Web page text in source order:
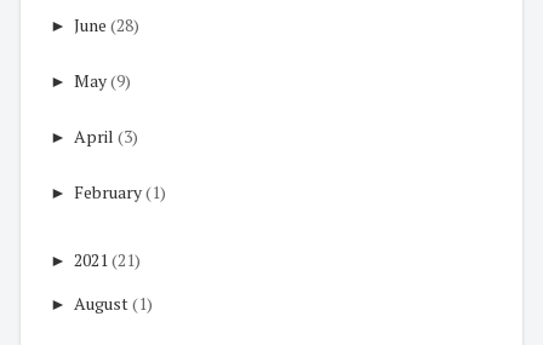
► June (28)
► May(9)
► April (3)
► February(1)
► 2021(21)
► August(1)